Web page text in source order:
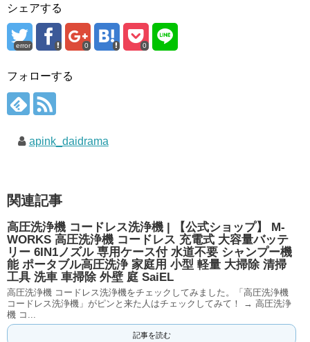
シェアする
error 0 0
フォローする
apink_daidrama
関連記事
高圧洗浄機 コードレス洗浄機 | 【公式ショップ】 M-
WORKS 高圧洗浄機 コードレス 充電式 大容量バッテ
リー 6IN1ノズル 専用ケース付 水道不要 シャンプー機
能 ポータブル高圧洗浄 家庭用 小型 軽量 大掃除 清掃
工具 洗車 車掃除 外壁 庭 SaiEL
高圧洗浄機 コードレス洗浄機をチェックしてみました。「高圧洗浄機
コードレス洗浄機」がピンと来た人はチェックしてみて！ → 高圧洗浄
機 コ...
記事を読む